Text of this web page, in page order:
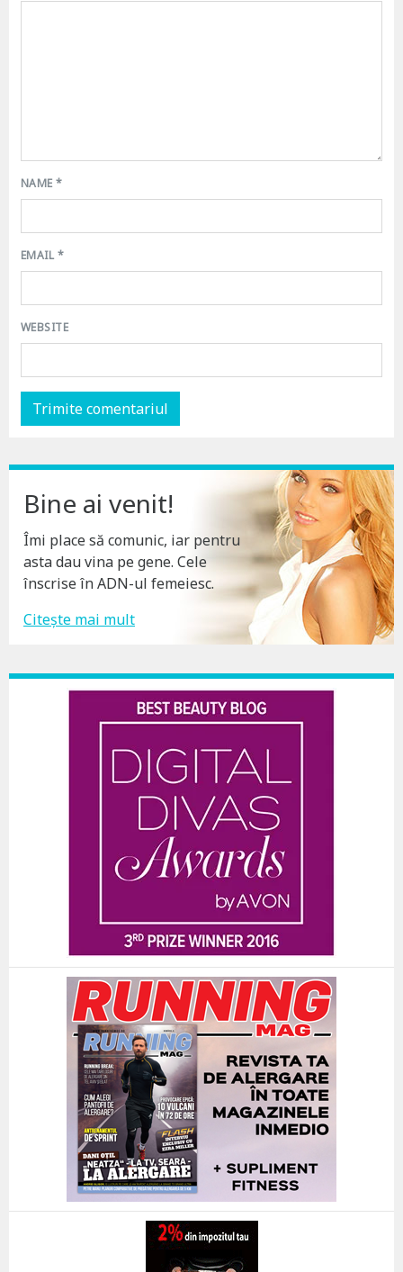
NAME*
EMAIL*
WEBSITE
Bine ai venit!
Îmi place să comunic, iar pentru
asta dau vina pe gene. Cele
înscrise în ADN-ul femeiesc.
Citește mai mult